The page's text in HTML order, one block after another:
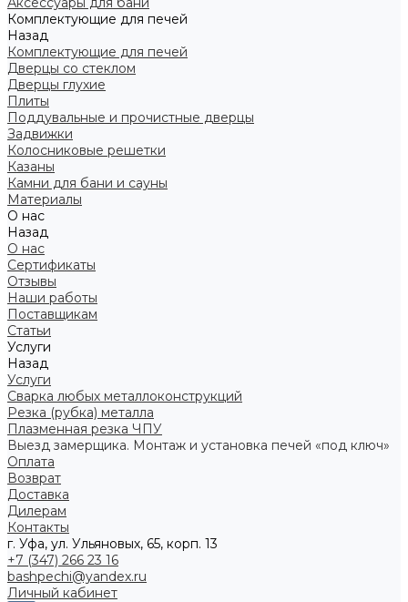
Комплектующие для печей
Назад
Комплектующие для печей
Дверцы со стеклом
Дверцы глухие
Плиты
Поддувальные и прочистные дверцы
Задвижки
Колосниковые решетки
Казаны
Камни для бани и сауны
Материалы
О нас
Назад
О нас
Сертификаты
Отзывы
Наши работы
Поставщикам
Статьи
Услуги
Назад
Услуги
Сварка любых металлоконструкций
Резка (рубка) металла
Плазменная резка ЧПУ
Выезд замерщика. Монтаж и установка печей «под ключ»
Оплата
Возврат
Доставка
Дилерам
Контакты
г. Уфа, ул. Ульяновых, 65, корп. 13
+7 (347) 266 23 16
bashpechi@yandex.ru
Личный кабинет